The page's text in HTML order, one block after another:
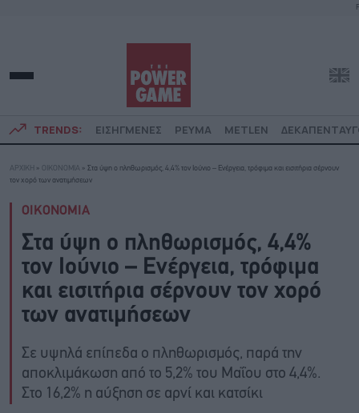
TRENDS: ΕΙΣΗΓΜΕΝΕΣ ΡΕΥΜΑ METLEN
ΑΡΧΙΚΗ » ΟΙΚΟΝΟΜΙΑ » Στα ύψη ο πληθωρισμός, 4,4% τον Ιούνιο – Ενέργεια, τρόφιμα και εισιτήρια σέρνουν
τον χορό των ανατιμήσεων
ΟΙΚΟΝΟΜΙΑ
Στα ύψη ο πληθωρισμός, 4,4%
τον Ιούνιο – Ενέργεια, τρόφιμα
και εισιτήρια σέρνουν τον χορό
των ανατιμήσεων
Σε υψηλά επίπεδα ο πληθωρισμός, παρά την
αποκλιμάκωση από το 5,2% του Μαΐου στο 4,4%.
Στο 16,2% η αύξηση σε αρνί και κατσίκι